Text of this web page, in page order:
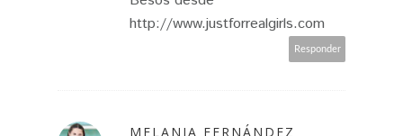
http://www.justforrealgirls.com
Responder
MELANIA FERNÁNDEZ